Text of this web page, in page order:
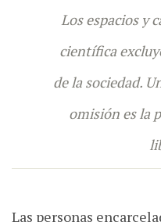
Los espacios y
científica
de la sociedad.
omisión es la
Las personas